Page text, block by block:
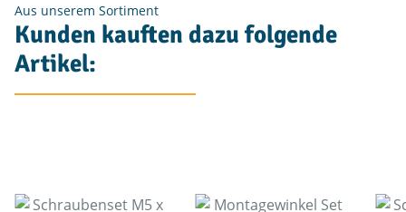
Aus unserem Sortiment
Kunden kauften dazu folgende
Artikel: